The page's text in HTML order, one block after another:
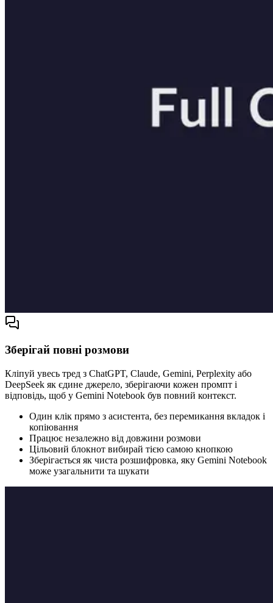
Зберігай повні розмови
Кліпуй увесь тред з ChatGPT, Claude, Gemini, Perplexity або
DeepSeek як єдине джерело, зберігаючи кожен промпт і
відповідь, щоб у Gemini Notebook був повний контекст.
Один клік прямо з асистента, без перемикання вкладок і
копіювання
Працює незалежно від довжини розмови
Цільовий блокнот вибирай тією самою кнопкою
Зберігається як чиста розшифровка, яку Gemini Notebook
може узагальнити та шукати